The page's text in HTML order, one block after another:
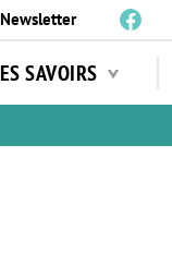
Newsletter
SAVOIRS